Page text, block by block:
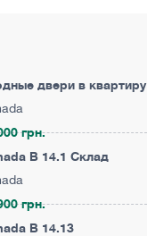
двери в квартиру
KA29
грн.
B 14.1 Склад
грн.
B 14.13